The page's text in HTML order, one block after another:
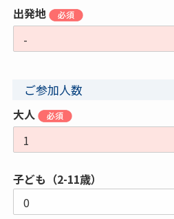
出発地
ご参加人数
大人
子ども（2-11歳）